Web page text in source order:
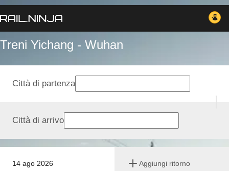
Treni Yichang - Wuhan
14 ago 2026 Aggiungi ritorno
Città di partenza
Città di arrivo